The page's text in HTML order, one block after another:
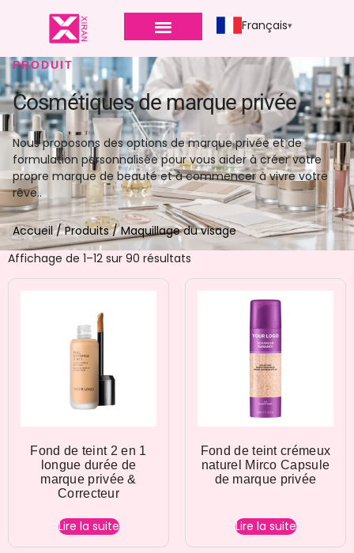
Français
PRODUIT
Cosmétiques de marque privée
Nous proposons des options de marque privée et de
formulation personnalisée pour vous aider à créer votre
propre marque de beauté et à commencer à vivre votre
rêve..
Accueil/Produits/ Maquillage du visage
Affichage de 1–12 sur 90 résultats
Fond de teint 2 en 1
longue durée de
marque privée &
Correcteur
Lire la suite
Fond de teint crémeux
naturel Mirco Capsule
de marque privée
Lire la suite